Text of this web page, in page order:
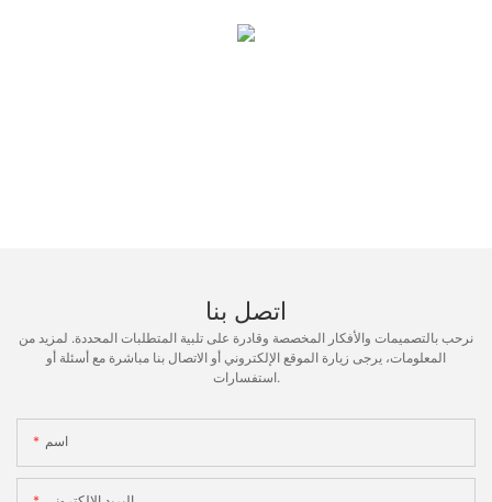
اتصل بنا
نرحب بالتصميمات والأفكار المخصصة وقادرة على تلبية المتطلبات المحددة. لمزيد من
المعلومات، يرجى زيارة الموقع الإلكتروني أو الاتصال بنا مباشرة مع أسئلة أو
استفسارات.
اسم